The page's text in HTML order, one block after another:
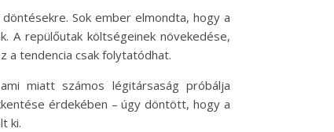
Sok ember elmondta, hogy a
A repülőutak költségeinek növekedése,
a tendencia csak folytatódhat.
miatt számos légitársaság próbálja
érdekében – úgy döntött, hogy a
ki.